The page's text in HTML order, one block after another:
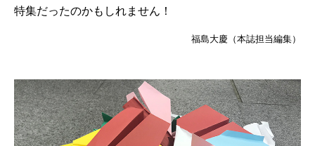
特集だったのかもしれません！
福島大慶（本誌担当編集）